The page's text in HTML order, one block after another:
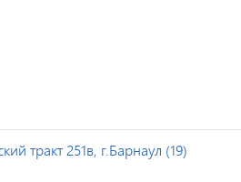
тракт 251в, г.Барнаул (19)